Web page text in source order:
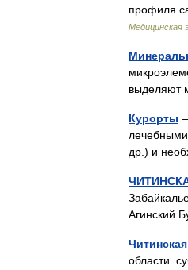
профиля
Медицинская
выделяют
Курорты
др.) и
Агинский
области